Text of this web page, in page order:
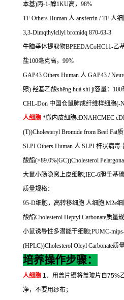
本基)丙-1-醇1KU高， 98%
TF Others Human 人 ansferrin / TF 人
3,3-Dimqthylcllyl bromidq 870-63-3
牛脑垂体提取物BPEEDACoHC11-乙
盐100毫克高， 99%
GAP43 Others Human 人 GAP43 /
照) 羟基乙酸shēng huà shì jì容量： 100
CHL-Don 中国仓鼠肺成纤维样细胞(-
人细胞 *微内皮细胞cDNAHCMEC
(T))Cholesteryl Bromide from Beef Fat质
SLPI Others Human 人 SLPI 杆状病毒-
酸酯(>89.0%(GC))Cholesterol
大鼠小肠隐窝上皮细胞;IEC-6胆壬基
质量规格：
95-D细胞，高转移细胞 人细胞,M2e
酸酯Cholesterol Heptyl Carbonate质量规
小鼠诱导性多潜能干细胞;PUMC-
(HPLC))Cholesterol Oleyl Carbonate质
培养操作步骤：
人细胞 1 ．用盖片镊将盖玻片自75%
净，不要用纱布；